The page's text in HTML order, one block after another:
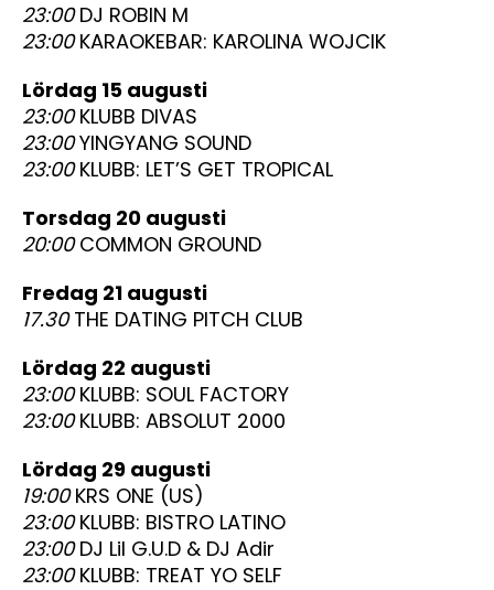
23:00DJ ROBIN M
23:00KARAOKEBAR: KAROLINA WOJCIK
lördag 15 augusti
23:00KLUBB DIVAS
23:00YINGYANG SOUND
23:00KLUBB: LET’S GET TROPICAL
torsdag 20 augusti
20:00COMMON GROUND
fredag 21 augusti
17.30THE DATING PITCH CLUB
lördag 22 augusti
23:00KLUBB: SOUL FACTORY
23:00KLUBB: ABSOLUT 2000
lördag 29 augusti
19:00KRS ONE (US)
23:00KLUBB: BISTRO LATINO
23:00DJ Lil G.U.D & DJ Adir
23:00KLUBB: TREAT YO SELF